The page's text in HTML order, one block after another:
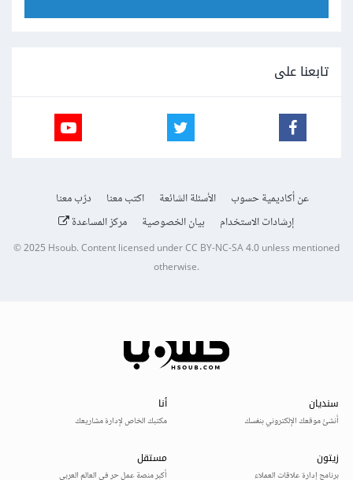
تابعنا على
عن أكاديمية حسوب الأسئلة الشائعة اكتب معنا
درّب معنا
إرشادات الاستخدام
بيان الخصوصية مركز المساعدة
© 2025Hsoub.Content licensed underCC BY-NC-SA 4.0unless mentioned
otherwise.